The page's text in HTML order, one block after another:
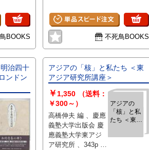
BOOKS 不死鳥BOOKS
治四十
ンドン
アジアの「核」と私たち ＜東
アジア研究所講座＞
アジアの
「核」と私
たち ＜東ア
講座＞
￥ 1,350
（送料：
￥300～）
高橋伸夫 編 、慶應
義塾大学出版会 慶
應義塾大学東アジ
ア研究所 、343p 、